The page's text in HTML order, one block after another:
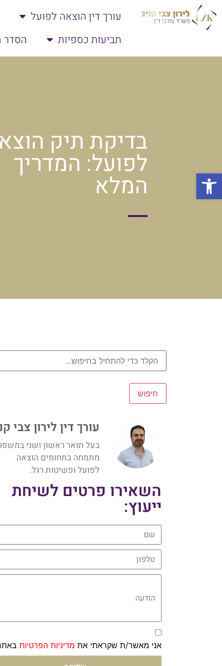
עורך דין הוצאה לפועל
תביעות כספיות
הסדר
בדיקת תיק
לפועל: המדריך
המלא
חיפוש
עורך דין לירון צבי
בעל תואר ראשון ושני
מתמחה בתחומים הוצאה
לפועל ופשיטות רגל.
השאירו פרטים לשיחת
ייעוץ:
שם
טלפון
הודעה
אני מאשר/ת שקראתי את מדיניות הפרטיות
פתח סרגל נגישות